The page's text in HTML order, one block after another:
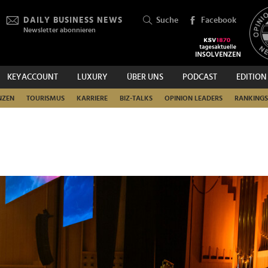
DAILY BUSINESS NEWS
Newsletter abonnieren
Suche Facebook
KEYACCOUNT LUXURY ÜBER UNS PODCAST EDITION
TOURISMUS KARRIERE BIZ-TALKS OPINION LEADERS RANKINGS
SUCHEN